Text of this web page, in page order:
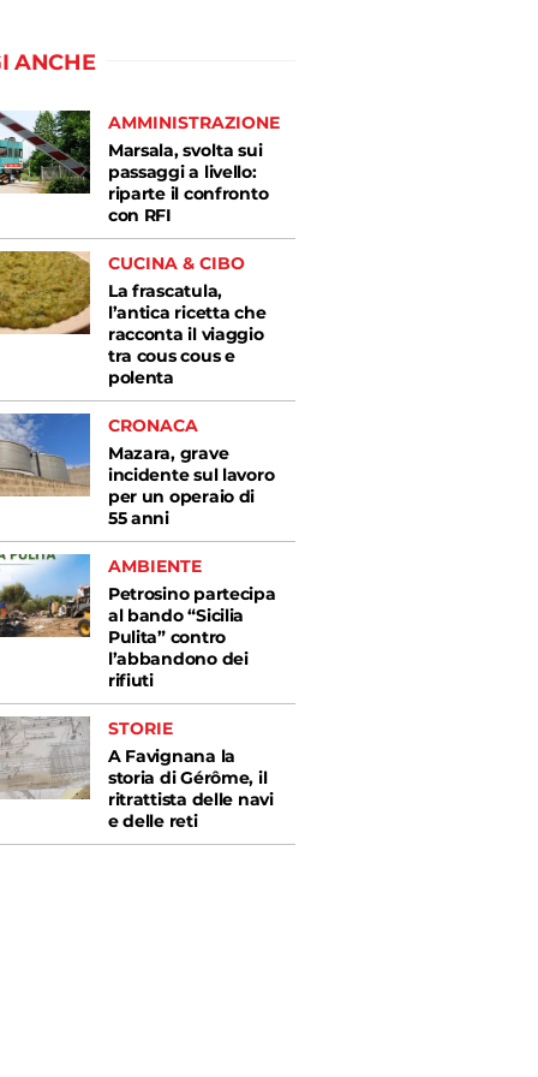
ANCHE
AMMINISTRAZIONE
Marsala, svolta sui
passaggi a livello:
riparte il confronto
con RFI
CUCINA & CIBO
La frascatula,
l’antica ricetta che
racconta il viaggio
tra cous cous e
polenta
CRONACA
Mazara, grave
incidente sul lavoro
per un operaio di
55 anni
AMBIENTE
Petrosino partecipa
al bando “Sicilia
Pulita” contro
l’abbandono dei
rifiuti
STORIE
A Favignana la
storia di Gérôme, il
ritrattista delle navi
e delle reti